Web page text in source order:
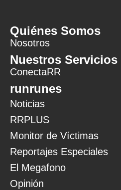
Quiénes Somos
Nosotros
Nuestros Servicios
ConectaRR
runrunes
Noticias
RRPLUS
Monitor de Víctimas
Reportajes Especiales
El Megafono
Opinión